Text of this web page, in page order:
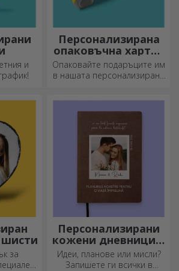
и
Персонализирана
опаковъчна хартия
за подаръци
Опаковайте подаръците им
в нашата персонализирана
за
Персонализирани
кожени дневници в
цвят
Идеи, планове или мисли?
Запишете ги всички в